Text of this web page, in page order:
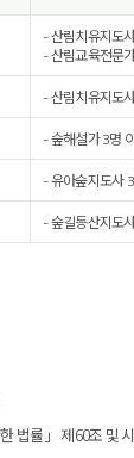
- 산림치유지도
- 산림교육전문
- 산림치유지도
- 숲해설가 3명
- 유아숲지도사
- 숲길등산지도
법률」 제60조 및